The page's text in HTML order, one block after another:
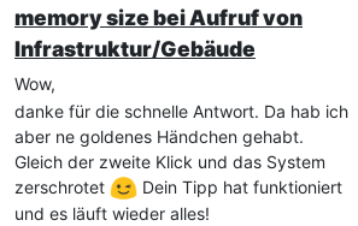
memory size bei Aufruf von
Infrastruktur/Gebäude
Wow,
danke für die schnelle Antwort. Da hab ich
aber ne goldenes Händchen gehabt.
Gleich der zweite Klick und das System
zerschrotet
Dein Tipp hat funktioniert
und es läuft wieder alles!